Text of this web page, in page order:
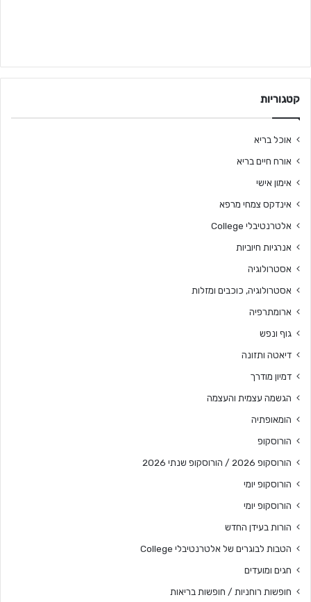
קטגוריות
אוכל בריא
אורח חיים בריא
אימון אישי
אינדקס צמחי מרפא
אלטרנטיבלי College
אנרגיות חיוביות
אסטרולוגיה
אסטרולוגיה, כוכבים ומזלות
ארומתרפיה
גוף ונפש
דיאטה ותזונה
דמיון מודרך
הגשמה עצמית והעצמה
הומאופתיה
הורוסקופ
הורוסקופ 2026 / הורוסקופ שנתי 2026
הורוסקופ יומי
הורוסקופ יומי
הורות בעידן החדש
הטבות לבוגרים של אלטרנטיבלי College
חגים ומועדים
חופשות רוחניות / חופשות בריאות